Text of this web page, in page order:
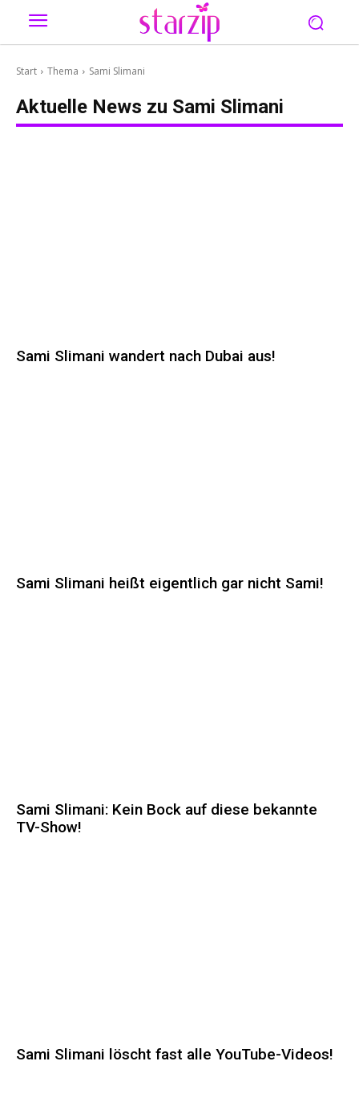
Start Thema Sami Slimani
Aktuelle News zu Sami Slimani
Sami Slimani wandert nach Dubai aus!
Sami Slimani heißt eigentlich gar nicht Sami!
Sami Slimani: Kein Bock auf diese bekannte
TV-Show!
Sami Slimani löscht fast alle YouTube-Videos!